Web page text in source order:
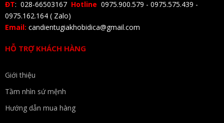
ĐT: 028-66503167 Hotline 0975.900.579 - 0975.575.439 -
0975.162.164 ( Zalo)
Email: candientugiakhobidica@gmail.com
HỖ TRỢ KHÁCH HÀNG
Giới thiệu
Tầm nhìn sứ mệnh
Hướng dẫn mua hàng